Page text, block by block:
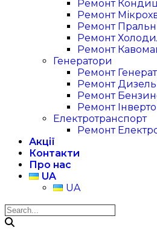
Ремонт
Ремонт
Ремонт
Ремонт
Ремонт
Генератори
Ремонт
Ремонт
Ремонт
Ремонт
Електротранспорт
Ремонт
Акції
Контакти
Про нас
UA
UA